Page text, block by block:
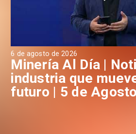
6 de agosto de 2026
Minería Al Día |
industria que
futuro | 5 de